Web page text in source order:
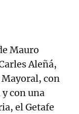
Mauro
Aleñá,
con
con una
el Getafe